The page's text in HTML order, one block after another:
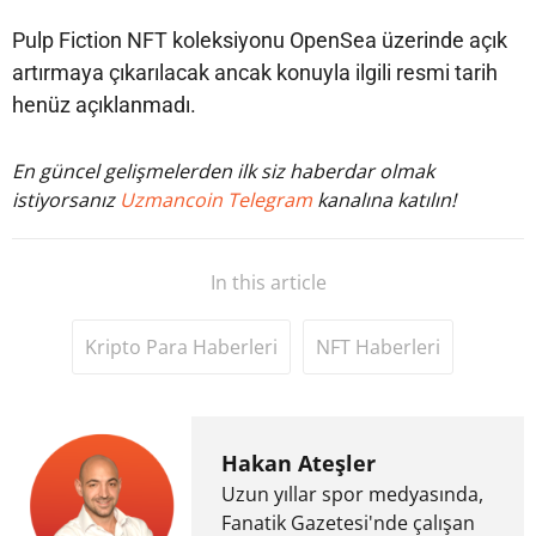
Pulp Fiction NFT koleksiyonu OpenSea üzerinde açık
artırmaya çıkarılacak ancak konuyla ilgili resmi tarih
henüz açıklanmadı.
En güncel gelişmelerden ilk siz haberdar olmak
istiyorsanız Uzmancoin Telegram kanalına katılın!
In this article
Kripto Para Haberleri NFT Haberleri
Hakan Ateşler
Uzun yıllar spor medyasında,
Fanatik Gazetesi'nde çalışan